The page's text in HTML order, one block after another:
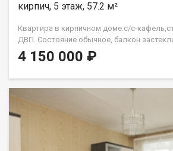
кирпич, 5 этаж, 57.2 м²
Квартира в кирпичном доме.с/с-
ДВП. Состояние обычное, балкон
Васильева
4 150 000 ₽